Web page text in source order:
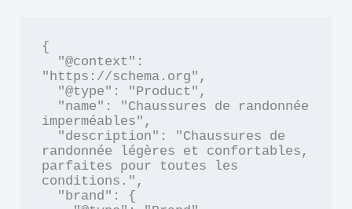
{
"https://schema.org",
imperméables",
randonnée légères et confortables,
parfaites pour toutes les
conditions.",